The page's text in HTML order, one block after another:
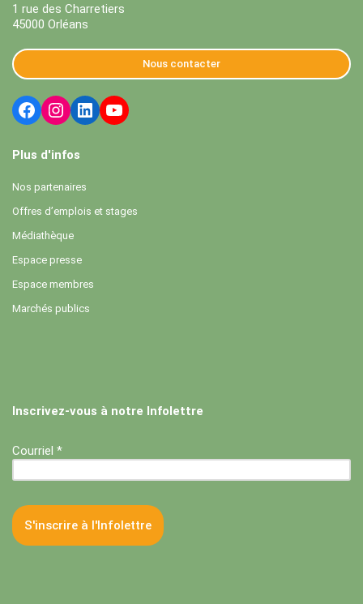
1 rue des Charretiers
45000 Orléans
Nous contacter
Plus d'infos
Nos partenaires
Offres d’emplois et stages
Médiathèque
Espace presse
Espace membres
Marchés publics
Inscrivez-vous à notre Infolettre
Courriel *